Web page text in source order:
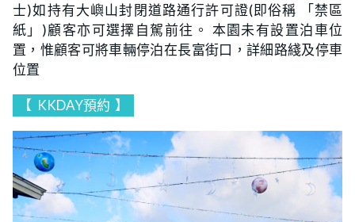
士)如持有大嶼山封閉道路通行許可證(即俗稱 「禁區
紙」)顧客亦可選擇自駕前往。 本園未有設置泊車位
置，惟顧客可將車輛停泊在長富街口，詳細路綫及停車
位置
【 KKDAY預約 】